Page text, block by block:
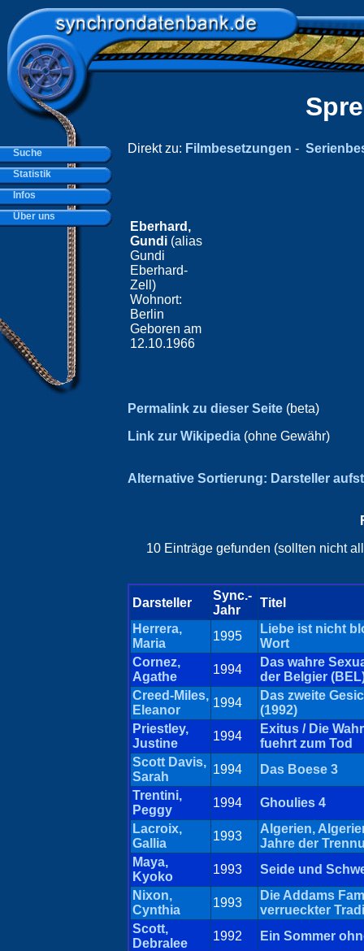
Direkt zu: Filmbesetzungen -
Eberhard,
Gundi (alias
Gundi
Eberhard-
Zell)
Wohnort:
Berlin
Geboren am
12.10.1966
Permalink zu dieser Seite (beta)
Link zur Wikipedia (ohne Gewähr)
Alternative Sortierung: Darsteller
10 Einträge gefunden (sollten nicht
Darsteller
Sync.-
Jahr
Titel
Herrera,
Maria
1995
Liebe ist nicht
Wort
Cornez,
Agathe
1994
Das wahre
der Belgier
Creed-Miles,
Eleanor
1994
Das zweite
(1992)
Priestley,
Justine
1994
Exitus / Die
fuehrt zum Tod
Scott Davis,
Sarah
1994
Das Boese 3
Trentini,
Peggy
1994
Ghoulies 4
Lacroix,
Gallia
1993
Algerien,
Jahre der
Maya,
Kyoko
1993
Seide und
Nixon,
Cynthia
1993
Die Addams
verrueckter
Scott,
Debralee
1992 Ein Sommer
Suche
Statistik
Infos
Über uns